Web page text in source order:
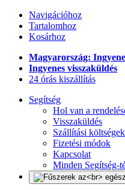
Navigációhoz
Tartalomhoz
Kosárhoz
Magyarország:
Ingyenes visszaküldés
24 órás kiszállítás
Segítség
Hol van a
Visszaküldés
Szállítási költségek
Fizetési módok
Kapcsolat
Minden Segítség-